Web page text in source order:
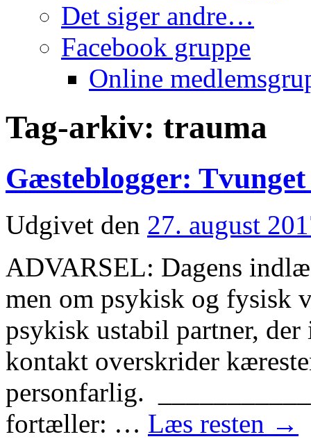
Det siger andre…
Facebook gruppe
Online
Tag-arkiv: trauma
Gæsteblogger:
Udgivet den 27. august
ADVARSEL: Dagens
men om psykisk og fysisk
psykisk ustabil partner,
kontakt overskrider
personfarlig.
fortæller: … Læs resten →